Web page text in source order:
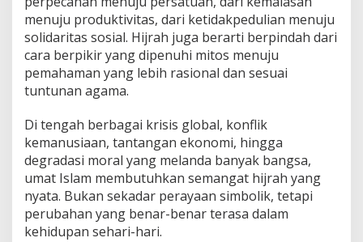
menuju produktivitas, dari ketidakpedulian menuju
solidaritas sosial. Hijrah juga berarti berpindah dari
cara berpikir yang dipenuhi mitos menuju
pemahaman yang lebih rasional dan sesuai
tuntunan agama.
Di tengah berbagai krisis global, konflik
kemanusiaan, tantangan ekonomi, hingga
degradasi moral yang melanda banyak bangsa,
umat Islam membutuhkan semangat hijrah yang
nyata. Bukan sekadar perayaan simbolik, tetapi
perubahan yang benar-benar terasa dalam
kehidupan sehari-hari.